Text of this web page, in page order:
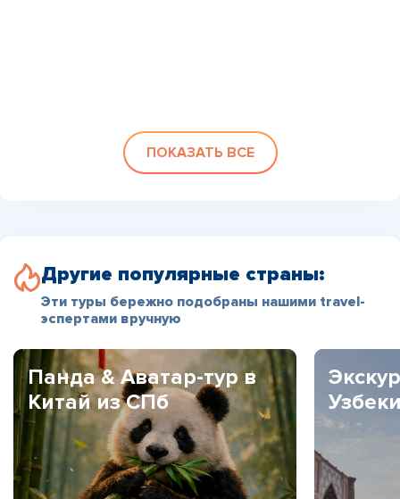
ПОКАЗАТЬ ВСЕ
Другие популярные страны:
Эти туры бережно подобраны нашими travel-
эспертами вручную
Панда & Аватар-тур в
Китай из СПб